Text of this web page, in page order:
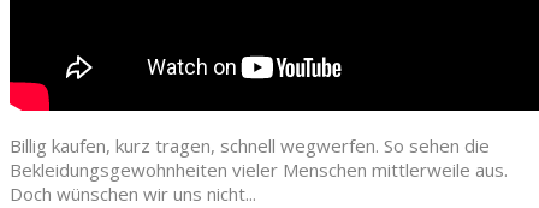
Billig kaufen, kurz tragen, schnell wegwerfen. So sehen die
Bekleidungsgewohnheiten vieler Menschen mittlerweile aus.
Doch wünschen wir uns nicht...